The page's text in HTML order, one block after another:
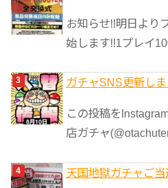
お知らせ!!明日より
始します!!1プレイ
ガチャSNS更新しま
この投稿を
店ガチャ
天国地獄ガチャご